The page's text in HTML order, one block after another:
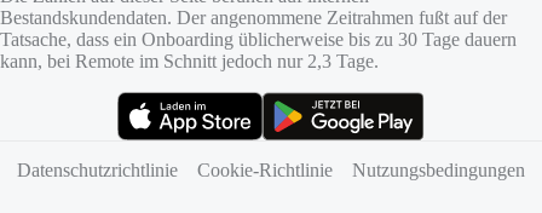
Bestandskundendaten. Der angenommene Zeitrahmen fußt auf der
Tatsache, dass ein Onboarding üblicherweise bis zu 30 Tage dauern
kann, bei Remote im Schnitt jedoch nur 2,3 Tage.
Datenschutzrichtlinie
Cookie-Richtlinie Nutzungsbedingungen